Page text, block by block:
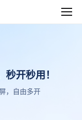
开秒用！
，自由多开